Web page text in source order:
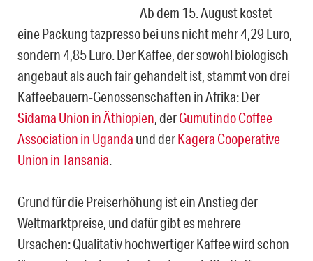
Ab dem 15. August kostet
eine Packung tazpresso bei uns nicht mehr 4,29 Euro,
sondern 4,85 Euro. Der Kaffee, der sowohl biologisch
angebaut als auch fair gehandelt ist, stammt von drei
Kaffeebauern-Genossenschaften in Afrika: Der
Sidama Union in Äthiopien, derGumutindo Coffee
Association in Uganda und derKagera Cooperative
Union in Tansania.
Grund für die Preiserhöhung ist ein Anstieg der
Weltmarktpreise, und dafür gibt es mehrere
Ursachen: Qualitativ hochwertiger Kaffee wird schon